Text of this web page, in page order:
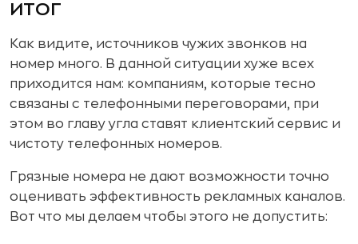
ИТОГ
Как видите, источников чужих звонков на
номер много. В данной ситуации хуже всех
приходится нам: компаниям, которые тесно
связаны с телефонными переговорами, при
этом во главу угла ставят клиентский сервис и
чистоту телефонных номеров.
Грязные номера не дают возможности точно
оценивать эффективность рекламных каналов.
Вот что мы делаем чтобы этого не допустить: